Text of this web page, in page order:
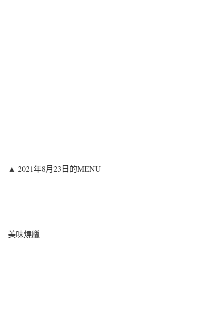
▲ 2021年8月23日的MENU
美味燒臘